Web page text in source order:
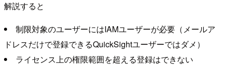
解説すると
制限対象のユーザーにはIAMユーザーが必要（メールア
ドレスだけで登録できるQuickSightユーザーではダメ）
ライセンス上の権限範囲を超える登録はできない